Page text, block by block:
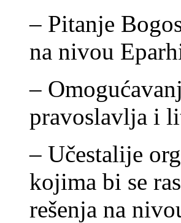
– Pitanje
na nivou
–
pravoslavlja i
– Učestalije
kojima bi se
rešenja na